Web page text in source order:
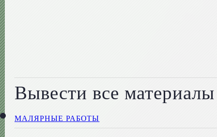
Вывести все
МАЛЯРНЫЕ РАБОТЫ